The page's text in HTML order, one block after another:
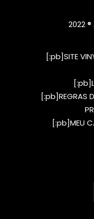
2022
[:pb]SITE
[:pb]REGRAS
[:pb]MEU